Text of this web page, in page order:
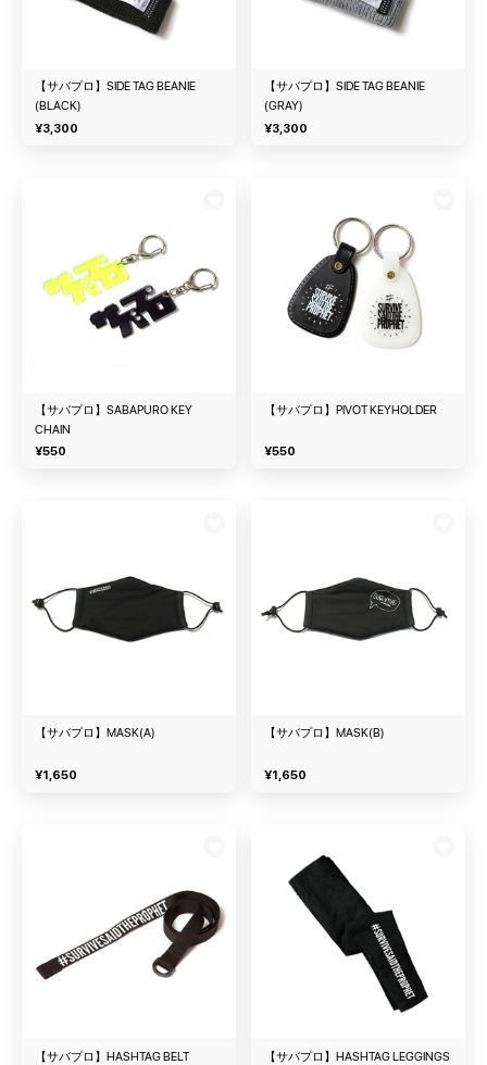
【サバプロ】SIDE TAG BEANIE
(BLACK)
¥3,300
【サバプロ】SIDE TAG BEANIE
(GRAY)
¥3,300
【サバプロ】SABAPURO KEY
CHAIN
¥550
【サバプロ】PIVOT KEYHOLDER
¥550
【サバプロ】MASK(A)
¥1,650
【サバプロ】MASK(B)
¥1,650
【サバプロ】HASHTAG BELT 【サバプロ】HASHTAG LEGGINGS